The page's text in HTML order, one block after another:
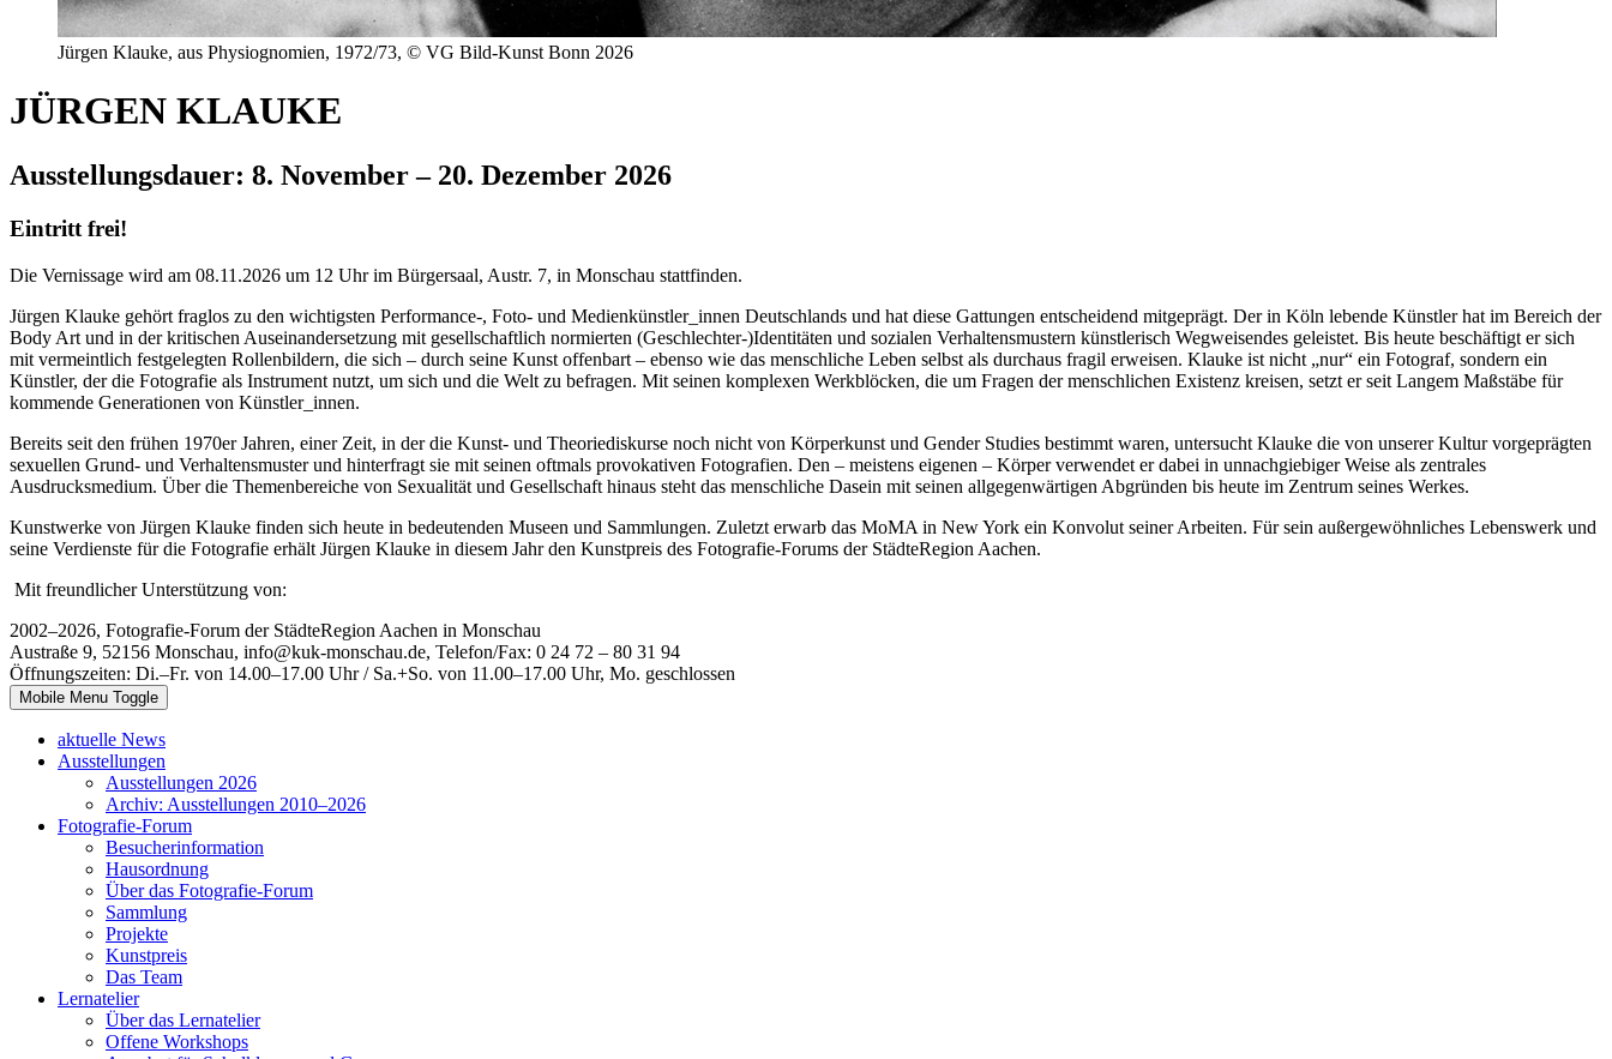
Jürgen Klauke, aus Physiognomien, 1972/73, © VG Bild-Kunst Bonn 2026
JÜRGEN KLAUKE
Ausstellungsdauer: 8. November – 20. Dezember 2026
Eintritt frei!
Die Vernissage wird am 08.11.2026 um 12 Uhr im Bürgersaal, Austr. 7, in Monschau stattfinden.
Jürgen Klauke gehört fraglos zu den wichtigsten Performance-, Foto- und Medienkünstler_innen Deutschlands und hat diese Gattungen entscheidend mitgeprägt. Der in Köln lebende Künstler hat im Bereich der
Body Art und in der kritischen Auseinandersetzung mit gesellschaftlich normierten (Geschlechter-)Identitäten und sozialen Verhaltensmustern künstlerisch Wegweisendes geleistet. Bis heute beschäftigt er sich
mit vermeintlich festgelegten Rollenbildern, die sich – durch seine Kunst offenbart – ebenso wie das menschliche Leben selbst als durchaus fragil erweisen. Klauke ist nicht „nur“ ein Fotograf, sondern ein
Künstler, der die Fotografie als Instrument nutzt, um sich und die Welt zu befragen. Mit seinen komplexen Werkblöcken, die um Fragen der menschlichen Existenz kreisen, setzt er seit Langem Maßstäbe für
kommende Generationen von Künstler_innen.
Bereits seit den frühen 1970er Jahren, einer Zeit, in der die Kunst- und Theoriediskurse noch nicht von Körperkunst und Gender Studies bestimmt waren, untersucht Klauke die von unserer Kultur vorgeprägten
sexuellen Grund- und Verhaltensmuster und hinterfragt sie mit seinen oftmals provokativen Fotografien. Den – meistens eigenen – Körper verwendet er dabei in unnachgiebiger Weise als zentrales
Ausdrucksmedium. Über die Themenbereiche von Sexualität und Gesellschaft hinaus steht das menschliche Dasein mit seinen allgegenwärtigen Abgründen bis heute im Zentrum seines Werkes.
Kunstwerke von Jürgen Klauke finden sich heute in bedeutenden Museen und Sammlungen. Zuletzt erwarb das MoMA in New York ein Konvolut seiner Arbeiten. Für sein außergewöhnliches Lebenswerk und
seine Verdienste für die Fotografie erhält Jürgen Klauke in diesem Jahr den Kunstpreis des Fotografie-Forums der StädteRegion Aachen.
Mit freundlicher Unterstützung von:
2002–2026, Fotografie-Forum der StädteRegion Aachen in Monschau
Austraße 9, 52156 Monschau, info@kuk-monschau.de, Telefon/Fax: 0 24 72 – 80 31 94
Öffnungszeiten: Di.–Fr. von 14.00–17.00 Uhr / Sa.+So. von 11.00–17.00 Uhr, Mo. geschlossen
Mobile Menu Toggle
aktuelle News
Ausstellungen
Ausstellungen 2026
Archiv: Ausstellungen 2010–2026
Fotografie-Forum
Besucherinformation
Hausordnung
Über das Fotografie-Forum
Sammlung
Projekte
Kunstpreis
Das Team
Lernatelier
Über das Lernatelier
Offene Workshops